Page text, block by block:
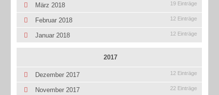
März 2018 19 Einträge
Februar 2018 12 Einträge
Januar 2018 12 Einträge
2017
Dezember 2017 12 Einträge
November 2017 22 Einträge